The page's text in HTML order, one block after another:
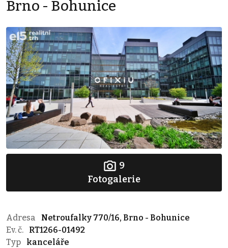
Brno - Bohunice
9
Fotogalerie
Adresa
Netroufalky 770/16, Brno - Bohunice
Ev. č.
RT1266-01492
Typ
kanceláře